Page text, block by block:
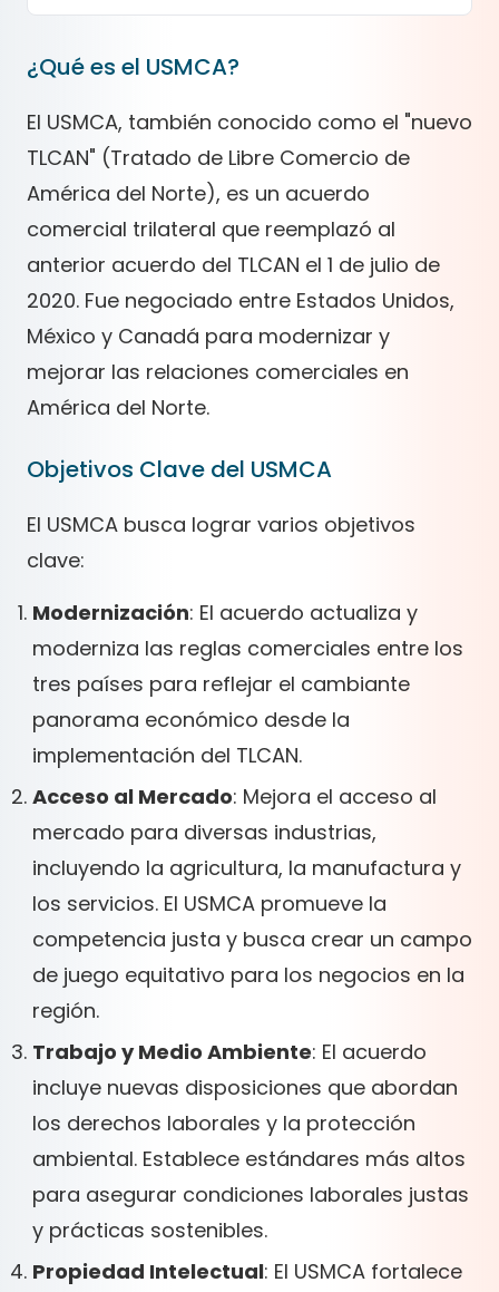
¿Qué es el USMCA?
El USMCA, también conocido como el "nuevo
TLCAN" (Tratado de Libre Comercio de
América del Norte), es un acuerdo
comercial trilateral que reemplazó al
anterior acuerdo del TLCAN el 1 de julio de
2020. Fue negociado entre Estados Unidos,
México y Canadá para modernizar y
mejorar las relaciones comerciales en
América del Norte.
Objetivos Clave del USMCA
El USMCA busca lograr varios objetivos
clave:
Modernización: El acuerdo actualiza y
moderniza las reglas comerciales entre los
tres países para reflejar el cambiante
panorama económico desde la
implementación del TLCAN.
Acceso al Mercado: Mejora el acceso al
mercado para diversas industrias,
incluyendo la agricultura, la manufactura y
los servicios. El USMCA promueve la
competencia justa y busca crear un campo
de juego equitativo para los negocios en la
región.
Trabajo y Medio Ambiente: El acuerdo
incluye nuevas disposiciones que abordan
los derechos laborales y la protección
ambiental. Establece estándares más altos
para asegurar condiciones laborales justas
y prácticas sostenibles.
Propiedad Intelectual: El USMCA fortalece